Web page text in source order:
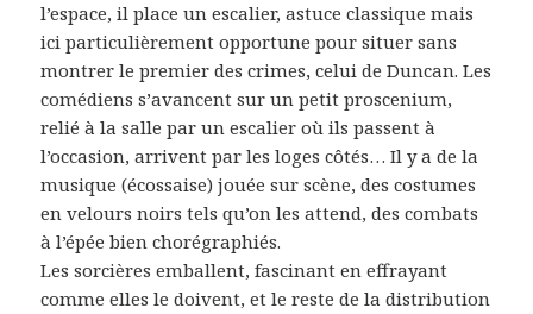
l’espace, il place un escalier, astuce classique mais
ici particulièrement opportune pour situer sans
montrer le premier des crimes, celui de Duncan. Les
comédiens s’avancent sur un petit proscenium,
relié à la salle par un escalier où ils passent à
l’occasion, arrivent par les loges côtés… Il y a de la
musique (écossaise) jouée sur scène, des costumes
en velours noirs tels qu’on les attend, des combats
à l’épée bien chorégraphiés.
Les sorcières emballent, fascinant en effrayant
comme elles le doivent, et le reste de la distribution